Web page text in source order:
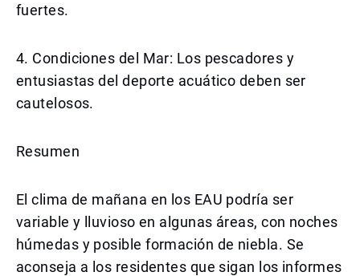
fuertes.
4. Condiciones del Mar: Los pescadores y
entusiastas del deporte acuático deben ser
cautelosos.
Resumen
El clima de mañana en los EAU podría ser
variable y lluvioso en algunas áreas, con noches
húmedas y posible formación de niebla. Se
aconseja a los residentes que sigan los informes